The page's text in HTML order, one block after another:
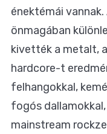
énektémái
önmagában
kivették a metalt,
hardcore-t
felhangokkal,
fogós
mainstream